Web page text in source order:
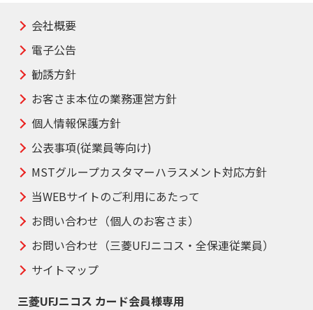
会社概要
電子公告
勧誘方針
お客さま本位の業務運営方針
個人情報保護方針
公表事項(従業員等向け)
MSTグループカスタマーハラスメント対応方針
当WEBサイトのご利用にあたって
お問い合わせ（個人のお客さま）
お問い合わせ（三菱UFJニコス・全保連従業員）
サイトマップ
三菱UFJニコス カード会員様専用